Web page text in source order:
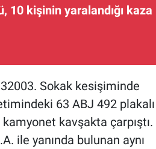
10 kişinin yaralandığı kaza
Sokak kesişiminde
63 ABJ 492 plakalı
kavşakta çarpıştı.
ile yanında bulunan aynı